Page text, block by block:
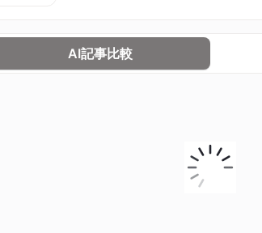
AI記事比較